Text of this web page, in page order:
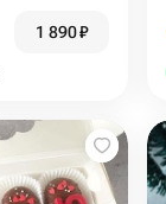
1 890₽